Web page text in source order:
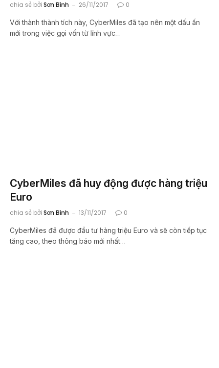
chia sẻ bởi Sơn Bình 26/11/2017 0
Với thành thành tích này, CyberMiles đã tạo nên một dấu ấn
mới trong việc gọi vốn từ lĩnh vực…
CyberMiles đã huy động được hàng triệu
Euro
chia sẻ bởi Sơn Bình 13/11/2017 0
CyberMiles đã được đầu tư hàng triệu Euro và sẽ còn tiếp tục
tăng cao, theo thông báo mới nhất…